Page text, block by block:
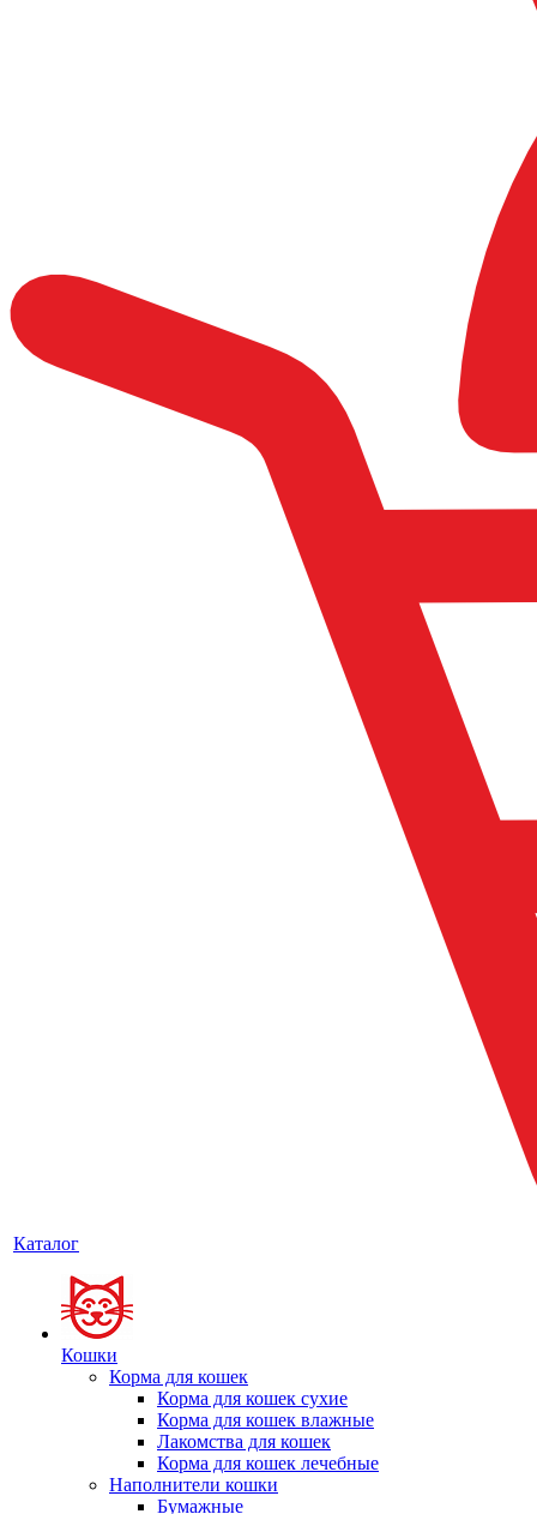
Каталог
Кошки
Корма для кошек
Корма для кошек сухие
Корма для кошек влажные
Лакомства для кошек
Корма для кошек лечебные
Наполнители кошки
Бумажные